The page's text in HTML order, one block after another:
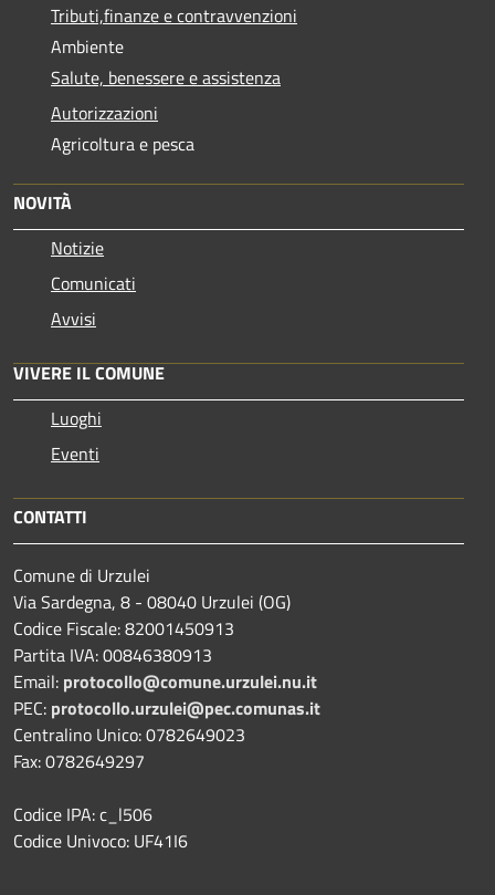
Tributi,finanze e contravvenzioni
Ambiente
Salute, benessere e assistenza
Autorizzazioni
Agricoltura e pesca
NOVITÀ
Notizie
Comunicati
Avvisi
VIVERE IL COMUNE
Luoghi
Eventi
CONTATTI
Comune di Urzulei
Via Sardegna, 8 - 08040 Urzulei (OG)
Codice Fiscale: 82001450913
Partita IVA: 00846380913
Email: protocollo@comune.urzulei.nu.it
PEC: protocollo.urzulei@pec.comunas.it
Centralino Unico: 0782649023
Fax: 0782649297
Codice IPA: c_l506
Codice Univoco: UF41I6